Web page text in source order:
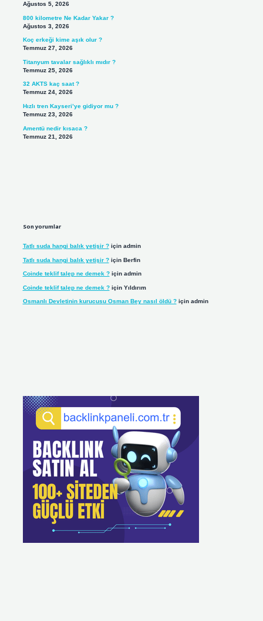
Ağustos 5, 2026
800 kilometre Ne Kadar Yakar ?
Ağustos 3, 2026
Koç erkeği kime aşık olur ?
Temmuz 27, 2026
Titanyum tavalar sağlıklı mıdır ?
Temmuz 25, 2026
32 AKTS kaç saat ?
Temmuz 24, 2026
Hızlı tren Kayseri’ye gidiyor mu ?
Temmuz 23, 2026
Amentü nedir kısaca ?
Temmuz 21, 2026
Son yorumlar
Tatlı suda hangi balık yetişir ?için admin
Tatlı suda hangi balık yetişir ?için Berfin
Coinde teklif talep ne demek ?için admin
Coinde teklif talep ne demek ?için Yıldırım
Osmanlı Devletinin kurucusu Osman Bey nasıl öldü ?için admin